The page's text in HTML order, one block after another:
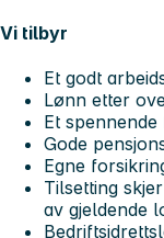
Vi tilbyr
Et godt
Lønn etter
Et
Gode
Egne
Tilsetting
av gjeldende